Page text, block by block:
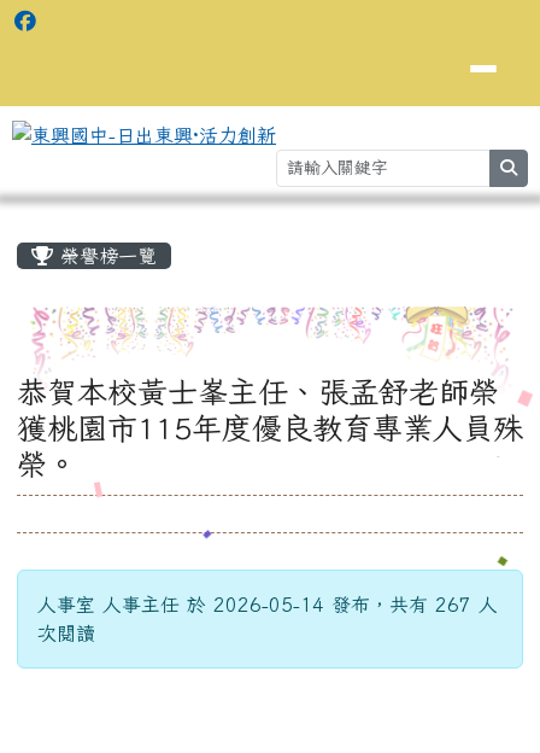
榮譽榜一覽
恭賀本校黃士峯主任、張孟舒老師榮
獲桃園市115年度優良教育專業人員殊
榮。
人事室 人事主任 於 2026-05-14 發布，共有 267 人
次閱讀